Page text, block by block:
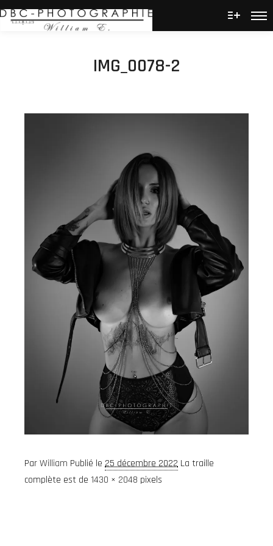
Plus
IMG_0078-2
ParWilliam Publié le 25 décembre 2022 La traille
complète est de 1430 × 2048 pixels